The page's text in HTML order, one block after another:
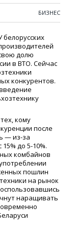
БИЗНЕС
белорусских
долю
в ВТО. Сейчас
конкурентов.
кому
после
— из-за
до 5-10%.
комбайнов
пошлин
на рынок
наращивать